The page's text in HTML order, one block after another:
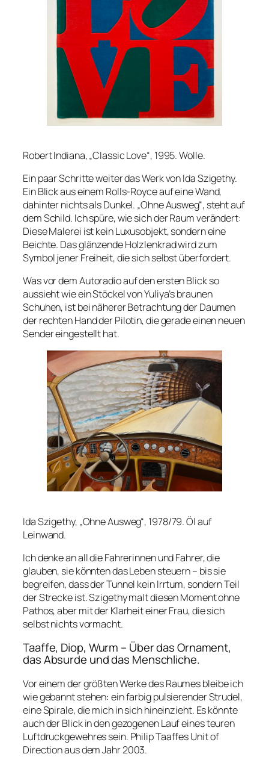
Robert Indiana, „Classic Love“, 1995. Wolle.
Ein paar Schritte weiter das Werk von Ida Szigethy.
Ein Blick aus einem Rolls-Royce auf eine Wand,
dahinter nichts als Dunkel. „Ohne Ausweg“, steht auf
dem Schild. Ich spüre, wie sich der Raum verändert:
Diese Malerei ist kein Luxusobjekt, sondern eine
Beichte. Das glänzende Holzlenkrad wird zum
Symbol jener Freiheit, die sich selbst überfordert.
Was vor dem Autoradio auf den ersten Blick so
aussieht wie ein Stöckel von Yuliya’s braunen
Schuhen, ist bei näherer Betrachtung der Daumen
der rechten Hand der Pilotin, die gerade einen neuen
Sender eingestellt hat.
Ida Szigethy, „Ohne Ausweg“, 1978/79. Öl auf
Leinwand.
Ich denke an all die Fahrerinnen und Fahrer, die
glauben, sie könnten das Leben steuern – bis sie
begreifen, dass der Tunnel kein Irrtum, sondern Teil
der Strecke ist. Szigethy malt diesen Moment ohne
Pathos, aber mit der Klarheit einer Frau, die sich
selbst nichts vormacht.
Taaffe, Diop, Wurm – Über das Ornament,
das Absurde und das Menschliche.
Vor einem der größten Werke des Raumes bleibe ich
wie gebannt stehen: ein farbig pulsierender Strudel,
eine Spirale, die mich in sich hineinzieht. Es könnte
auch der Blick in den gezogenen Lauf eines teuren
Luftdruckgewehres sein. Philip TaaffesUnit of
Directionaus dem Jahr 2003.